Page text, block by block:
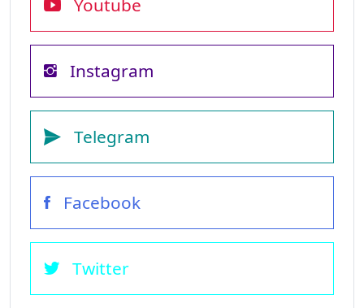
Youtube
Instagram
Telegram
Facebook
Twitter